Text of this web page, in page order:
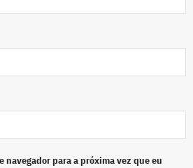
navegador para a próxima vez que eu